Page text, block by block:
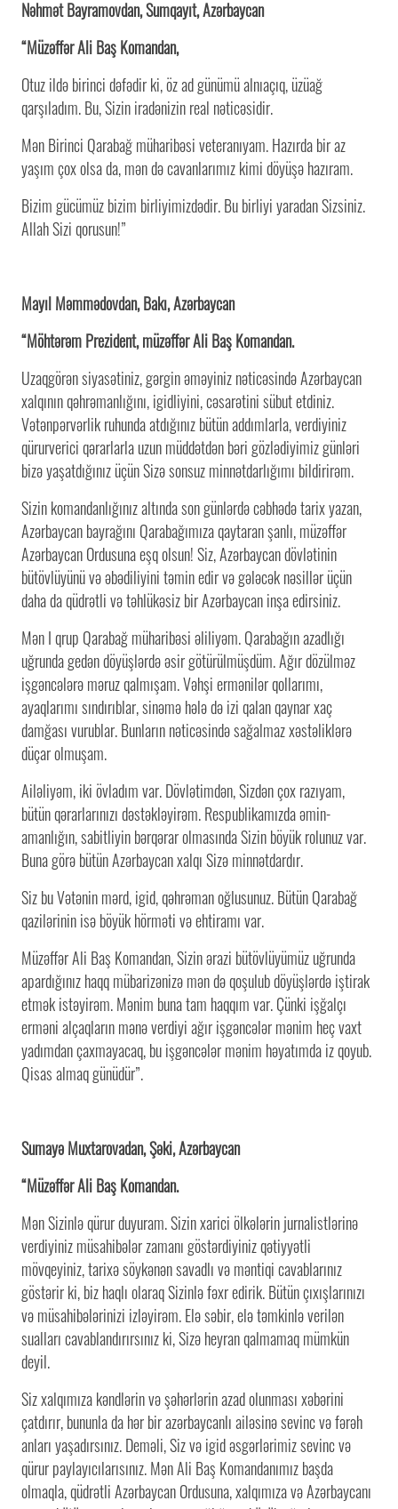
Nəhmət Bayramovdan, Sumqayıt, Azərbaycan
“Müzəffər Ali Baş Komandan,
Otuz ildə birinci dəfədir ki, öz ad günümü alnıaçıq, üzüağ
qarşıladım. Bu, Sizin iradənizin real nəticəsidir.
Mən Birinci Qarabağ müharibəsi veteranıyam. Hazırda bir az
yaşım çox olsa da, mən də cavanlarımız kimi döyüşə hazıram.
Bizim gücümüz bizim birliyimizdədir. Bu birliyi yaradan Sizsiniz.
Allah Sizi qorusun!”
Mayıl Məmmədovdan, Bakı, Azərbaycan
“Möhtərəm Prezident, müzəffər Ali Baş Komandan.
Uzaqgörən siyasətiniz, gərgin əməyiniz nəticəsində Azərbaycan
xalqının qəhrəmanlığını, igidliyini, cəsarətini sübut etdiniz.
Vətənpərvərlik ruhunda atdığınız bütün addımlarla, verdiyiniz
qürurverici qərarlarla uzun müddətdən bəri gözlədiyimiz günləri
bizə yaşatdığınız üçün Sizə sonsuz minnətdarlığımı bildirirəm.
Sizin komandanlığınız altında son günlərdə cəbhədə tarix yazan,
Azərbaycan bayrağını Qarabağımıza qaytaran şanlı, müzəffər
Azərbaycan Ordusuna eşq olsun! Siz, Azərbaycan dövlətinin
bütövlüyünü və əbədiliyini təmin edir və gələcək nəsillər üçün
daha da qüdrətli və təhlükəsiz bir Azərbaycan inşa edirsiniz.
Mən I qrup Qarabağ müharibəsi əliliyəm. Qarabağın azadlığı
uğrunda gedən döyüşlərdə əsir götürülmüşdüm. Ağır dözülməz
işgəncələrə məruz qalmışam. Vəhşi ermənilər qollarımı,
ayaqlarımı sındırıblar, sinəmə hələ də izi qalan qaynar xaç
damğası vurublar. Bunların nəticəsində sağalmaz xəstəliklərə
düçar olmuşam.
Ailəliyəm, iki övladım var. Dövlətimdən, Sizdən çox razıyam,
bütün qərarlarınızı dəstəkləyirəm. Respublikamızda əmin-
amanlığın, sabitliyin bərqərar olmasında Sizin böyük rolunuz var.
Buna görə bütün Azərbaycan xalqı Sizə minnətdardır.
Siz bu Vətənin mərd, igid, qəhrəman oğlusunuz. Bütün Qarabağ
qazilərinin isə böyük hörməti və ehtiramı var.
Müzəffər Ali Baş Komandan, Sizin ərazi bütövlüyümüz uğrunda
apardığınız haqq mübarizənizə mən də qoşulub döyüşlərdə iştirak
etmək istəyirəm. Mənim buna tam haqqım var. Çünki işğalçı
erməni alçaqların mənə verdiyi ağır işgəncələr mənim heç vaxt
yadımdan çaxmayacaq, bu işgəncələr mənim həyatımda iz qoyub.
Qisas almaq günüdür”.
Sumayə Muxtarovadan, Şəki, Azərbaycan
“Müzəffər Ali Baş Komandan.
Mən Sizinlə qürur duyuram. Sizin xarici ölkələrin jurnalistlərinə
verdiyiniz müsahibələr zamanı göstərdiyiniz qətiyyətli
mövqeyiniz, tarixə söykənən savadlı və məntiqi cavablarınız
göstərir ki, biz haqlı olaraq Sizinlə fəxr edirik. Bütün çıxışlarınızı
və müsahibələrinizi izləyirəm. Elə səbir, elə təmkinlə verilən
sualları cavablandırırsınız ki, Sizə heyran qalmamaq mümkün
deyil.
Siz xalqımıza kəndlərin və şəhərlərin azad olunması xəbərini
çatdırır, bununla da hər bir azərbaycanlı ailəsinə sevinc və fərəh
anları yaşadırsınız. Deməli, Siz və igid əsgərlərimiz sevinc və
qürur paylayıcılarısınız. Mən Ali Baş Komandanımız başda
olmaqla, qüdrətli Azərbaycan Ordusuna, xalqımıza və Azərbaycanı